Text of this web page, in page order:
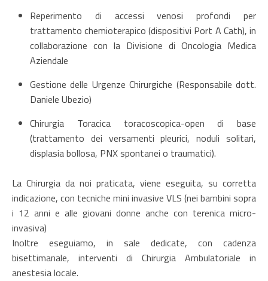
Reperimento di accessi venosi profondi per
trattamento chemioterapico (dispositivi Port A Cath), in
collaborazione con la Divisione di Oncologia Medica
Aziendale
Gestione delle Urgenze Chirurgiche (Responsabile dott.
Daniele Ubezio)
Chirurgia Toracica toracoscopica-open di base
(trattamento dei versamenti pleurici, noduli solitari,
displasia bollosa, PNX spontanei o traumatici).
La Chirurgia da noi praticata, viene eseguita, su corretta
indicazione, con tecniche mini invasive VLS (nei bambini sopra
i 12 anni e alle giovani donne anche con terenica micro-
invasiva)
Inoltre eseguiamo, in sale dedicate, con cadenza
bisettimanale, interventi di Chirurgia Ambulatoriale in
anestesia locale.